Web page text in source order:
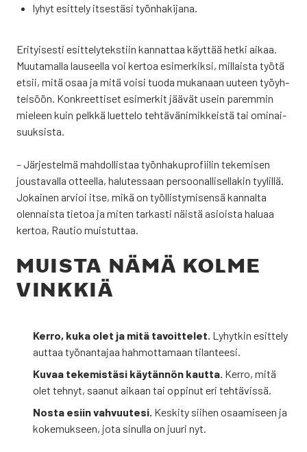
lyhyt esit­te­ly itses­tä­si työn­ha­ki­ja­na.
Eri­tyi­ses­ti esit­te­ly­teks­tiin kan­nat­taa käyt­tää het­ki aikaa.
Muu­ta­mal­la lauseel­la voi ker­toa esi­mer­kik­si, mil­lais­ta työ­tä
etsii, mitä osaa ja mitä voi­si tuo­da muka­naan uuteen työyh­
tei­söön. Kon­kreet­ti­set esi­mer­kit jää­vät usein parem­min
mie­leen kuin pelk­kä luet­te­lo teh­tä­vä­ni­mik­keis­tä tai omi­nai­
suuk­sis­ta.
– Jär­jes­tel­mä mah­dol­lis­taa työn­ha­ku­pro­fii­lin teke­mi­sen
jous­ta­val­la otteel­la, halu­tes­saan per­soo­nal­li­sel­la­kin tyy­lil­lä.
Jokai­nen arvioi itse, mikä on työl­lis­ty­mi­sen­sä kan­nal­ta
olen­nais­ta tie­toa ja miten tar­kas­ti näis­tä asiois­ta halu­aa
ker­toa, Rau­tio muis­tut­taa.
MUIS­TA NÄMÄ KOL­ME
VINK­KIÄ
Ker­ro, kuka olet ja mitä tavoit­te­let. Lyhyt­kin esit­te­ly
aut­taa työ­nan­ta­jaa hah­mot­ta­maan tilan­tee­si.
Kuvaa teke­mis­tä­si käy­tän­nön kaut­ta. Ker­ro, mitä
olet teh­nyt, saa­nut aikaan tai oppi­nut eri teh­tä­vis­sä.
Nos­ta esiin vah­vuu­te­si. Kes­ki­ty sii­hen osaa­mi­seen ja
koke­muk­seen, jota sinul­la on juu­ri nyt.